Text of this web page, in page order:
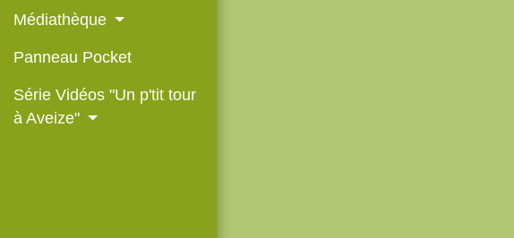
Médiathèque
Panneau Pocket
Série Vidéos "Un p'tit tour
à Aveize"